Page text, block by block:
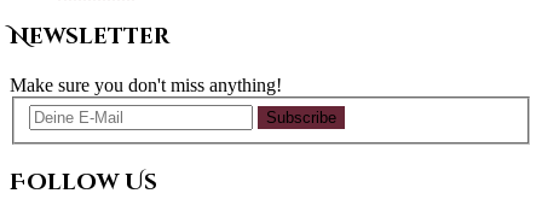
Newsletter
Make sure you don't miss anything!
Subscribe
Follow Us